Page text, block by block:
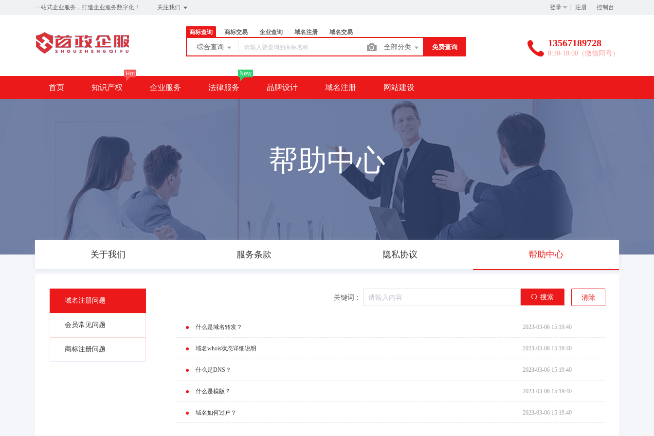
一站式企业服务，打造企业服务数字化！ 关注我们 登录 注册 控制台
商标查询 商标交易 企业查询 域名注册 域名交易
综合查询 全部分类 免费查询 13567189728
8:30-18:00（微信同号）
首页 知识产权
Hot
企业服务 法律服务
New
品牌设计 域名注册 网站建设
帮助中心
关于我们 服务条款 隐私协议 帮助中心
域名注册问题
会员常见问题
商标注册问题
关键词： 搜索 清除
什么是域名转发？ 2023-03-06 15:19:40
域名whois状态详细说明 2023-03-06 15:19:40
什么是DNS？ 2023-03-06 15:19:40
什么是模版？ 2023-03-06 15:19:40
域名如何过户？ 2023-03-06 15:19:40